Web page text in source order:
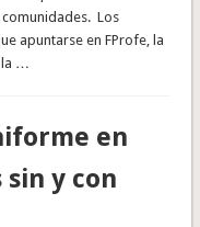
Los
apuntarse en FProfe, la
la …
en
y con